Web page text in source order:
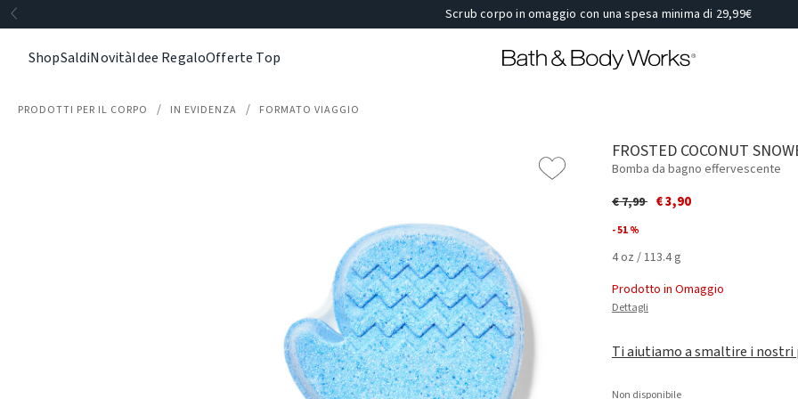
Scrub corpo in omaggio con una spesa minima di 29,99€
ShopSaldiNovitàIdee RegaloOfferte Top
PRODOTTI PER IL CORPO IN EVIDENZA FORMATO VIAGGIO
FROSTED COCONUT
Bomba da bagno effervescente
Price reduced from
€ 7,99to€ 3,90
- 51 %
4 oz / 113.4 g
Prodotto in Omaggio
Dettagli
Ti aiutiamo a smaltire i
Non disponibile